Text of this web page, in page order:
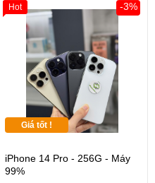
Giá tốt !
iPhone 14 Pro - 256G - Máy
99%
-3%
Hot